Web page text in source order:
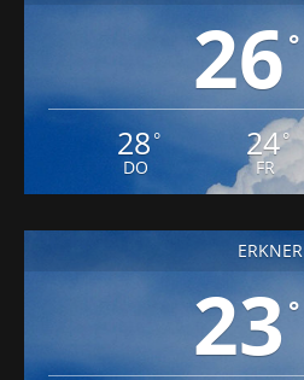
26 °
28 °
DO
24°
FR
ERKNER
23 °